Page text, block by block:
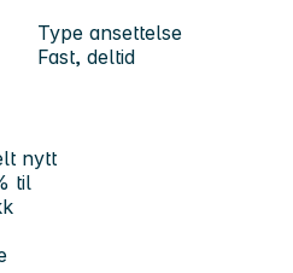
Type ansettelse
Fast, deltid
nytt
til